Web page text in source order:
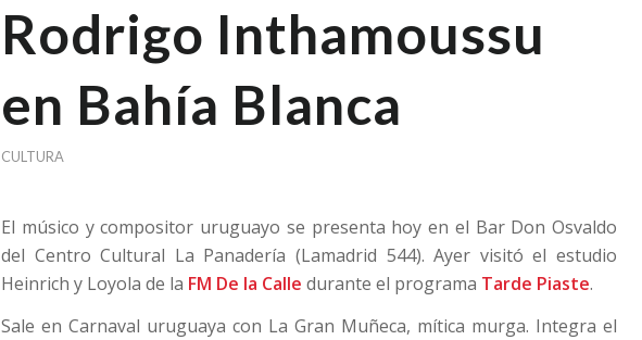
Rodrigo Inthamoussu
en Bahía Blanca
CULTURA
El músico y compositor uruguayo se presenta hoy en el Bar Don Osvaldo
del Centro Cultural La Panadería (Lamadrid 544). Ayer visitó el estudio
Heinrich y Loyola de la FM De la Calle durante el programa Tarde Piaste.
Sale en Carnaval uruguaya con La Gran Muñeca, mítica murga. Integra el